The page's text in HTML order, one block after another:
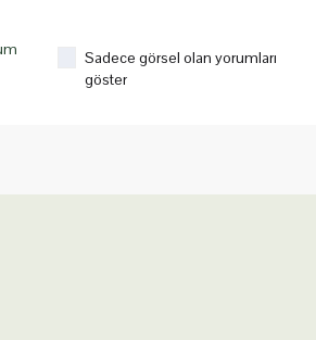
Sadece görsel olan yorumları
göster